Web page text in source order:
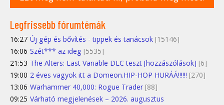
Legfrissebb fórumtémák
16:27 Új gép és bővítés - tippek és tanácsok [15146]
16:06 Szét*** az ideg [5535]
21:53 The Alters: Last Variable DLC teszt [hozzászólások] [6]
19:00 2 éves vagyok itt a Domeon.HIP-HOP HURÁÁ!!!!!! [270]
13:06 Warhammer 40,000: Rogue Trader [88]
09:25 Várható megjelenések – 2026. augusztus